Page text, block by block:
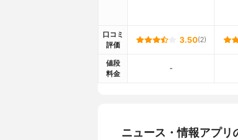
口コミ
評価
3.50(2)
値段
料金
-
ニュース・情報アプリ